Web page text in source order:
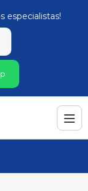
especialistas!